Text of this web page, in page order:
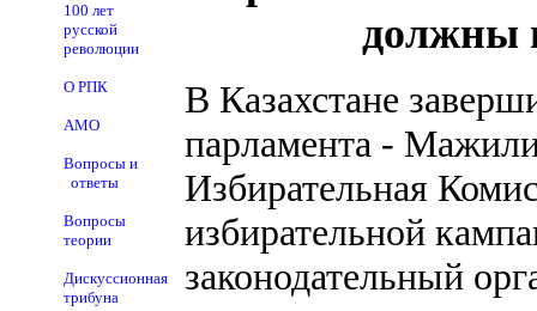
100 лет
русской
революции
О РПК
АМО
Вопросы и
ответы
Вопросы
теории
Дискуссионная
трибуна
должны
В Казахстане
парламента -
Избирательная
избирательной
законодательный